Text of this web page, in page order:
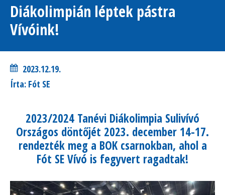
Diákolimpián léptek pástra
Vívóink!
2023.12.19.
Írta: Fót SE
2023/2024 Tanévi Diákolimpia Sulivívó
Országos döntőjét 2023. december 14-17.
rendezték meg a BOK csarnokban, ahol a
Fót SE Vívó is fegyvert ragadtak!